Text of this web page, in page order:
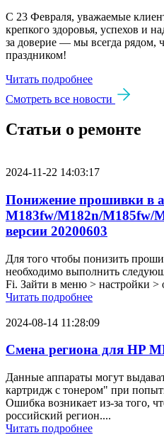
С 23 Февраля, уважаемые
крепкого здоровья, успехов и
за доверие — мы всегда рядом,
праздником!
Читать подробнее
Смотреть все новости
Статьи о ремонте
2024-11-22 14:03:17
Понижение прошивки в
M183fw/M182n/M185fw/
версии 20200603
Для того чтобы понизить
необходимо выполнить
Fi. Зайти в меню > настройки >
Читать подробнее
2024-08-14 11:28:09
Смена региона для HP
Данные аппараты могут
картридж с тонером" при
Ошибка возникает из-за того,
российский регион....
Читать подробнее